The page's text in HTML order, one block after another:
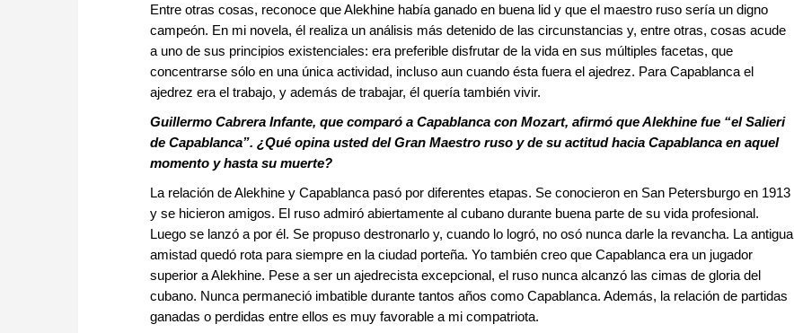
Entre otras cosas, reconoce que Alekhine había ganado en buena lid y que el maestro ruso sería un digno
campeón. En mi novela, él realiza un análisis más detenido de las circunstancias y, entre otras, cosas acude
a uno de sus principios existenciales: era preferible disfrutar de la vida en sus múltiples facetas, que
concentrarse sólo en una única actividad, incluso aun cuando ésta fuera el ajedrez. Para Capablanca el
ajedrez era el trabajo, y además de trabajar, él quería también vivir.
Guillermo Cabrera Infante, que comparó a Capablanca con Mozart, afirmó que Alekhine fue “el Salieri
de Capablanca”. ¿Qué opina usted del Gran Maestro ruso y de su actitud hacia Capablanca en aquel
momento y hasta su muerte?
La relación de Alekhine y Capablanca pasó por diferentes etapas. Se conocieron en San Petersburgo en 1913
y se hicieron amigos. El ruso admiró abiertamente al cubano durante buena parte de su vida profesional.
Luego se lanzó a por él. Se propuso destronarlo y, cuando lo logró, no osó nunca darle la revancha. La antigua
amistad quedó rota para siempre en la ciudad porteña. Yo también creo que Capablanca era un jugador
superior a Alekhine. Pese a ser un ajedrecista excepcional, el ruso nunca alcanzó las cimas de gloria del
cubano. Nunca permaneció imbatible durante tantos años como Capablanca. Además, la relación de partidas
ganadas o perdidas entre ellos es muy favorable a mi compatriota.